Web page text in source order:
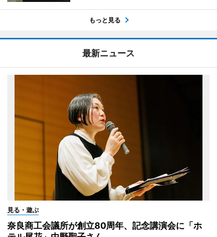
もっと見る
最新ニュース
見る・遊ぶ
奈良商工会議所が創立80周年、記念講演会に「ホ